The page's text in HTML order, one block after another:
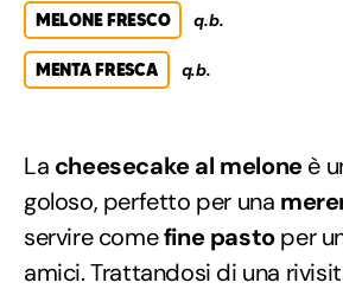
MELONE FRESCO q.b.
MENTA FRESCA q.b.
La cheesecake al meloneè
goloso, perfetto per una
servire comefine pastoper
amici. Trattandosi di una